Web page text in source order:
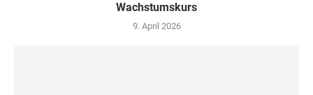
Wachstumskurs
9. April 2026